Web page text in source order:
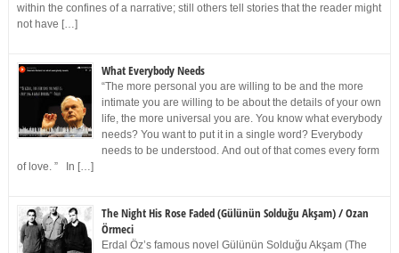
within the confines of a narrative; still others tell stories that the reader might
not have […]
What Everybody Needs
“The more personal you are willing to be and the more
intimate you are willing to be about the details of your own
life, the more universal you are. You know what everybody
needs? You want to put it in a single word? Everybody
needs to be understood. And out of that comes every form
of love. ” In […]
The Night His Rose Faded (Gülünün Solduğu Akşam) / Ozan
Örmeci
Erdal Öz’s famous novel Gülünün Solduğu Akşam (The